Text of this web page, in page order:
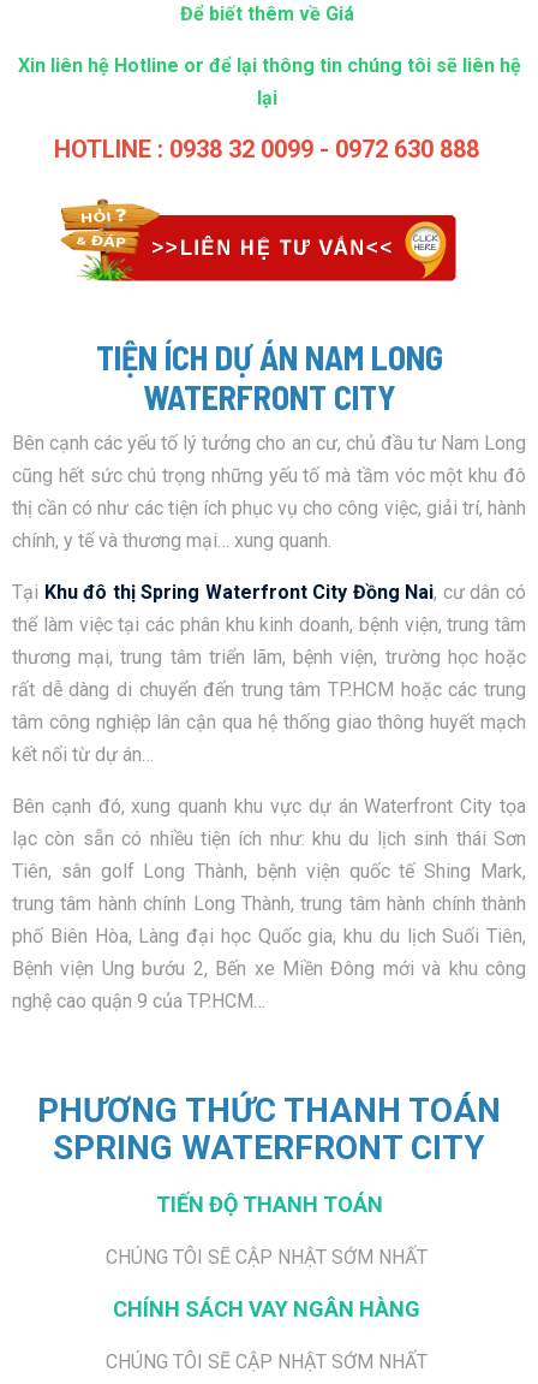
Để biết thêm về Giá
Xin liên hệ Hotline or để lại thông tin chúng tôi sẽ liên hệ
lại
HOTLINE : 0938 32 0099 - 0972 630 888
TIỆN ÍCH DỰ ÁN NAM LONG
WATERFRONT CITY
Bên cạnh các yếu tố lý tưởng cho an cư, chủ đầu tư Nam Long
cũng hết sức chú trọng những yếu tố mà tầm vóc một khu đô
thị cần có như các tiện ích phục vụ cho công việc, giải trí, hành
chính, y tế và thương mại… xung quanh.
Tại Khu đô thị Spring Waterfront City Đồng Nai, cư dân có
thể làm việc tại các phân khu kinh doanh, bệnh viện, trung tâm
thương mại, trung tâm triển lãm, bệnh viện, trường học hoặc
rất dễ dàng di chuyển đến trung tâm TP.HCM hoặc các trung
tâm công nghiệp lân cận qua hệ thống giao thông huyết mạch
kết nối từ dự án…
Bên cạnh đó, xung quanh khu vực dự án Waterfront City tọa
lạc còn sẵn có nhiều tiện ích như: khu du lịch sinh thái Sơn
Tiên, sân golf Long Thành, bệnh viện quốc tế Shing Mark,
trung tâm hành chính Long Thành, trung tâm hành chính thành
phố Biên Hòa, Làng đại học Quốc gia, khu du lịch Suối Tiên,
Bệnh viện Ung bướu 2, Bến xe Miền Đông mới và khu công
nghệ cao quận 9 của TP.HCM…
PHƯƠNG THỨC THANH TOÁN
SPRING WATERFRONT CITY
TIẾN ĐỘ THANH TOÁN
CHÚNG TÔI SẼ CẬP NHẬT SỚM NHẤT
CHÍNH SÁCH VAY NGÂN HÀNG
CHÚNG TÔI SẼ CẬP NHẬT SỚM NHẤT